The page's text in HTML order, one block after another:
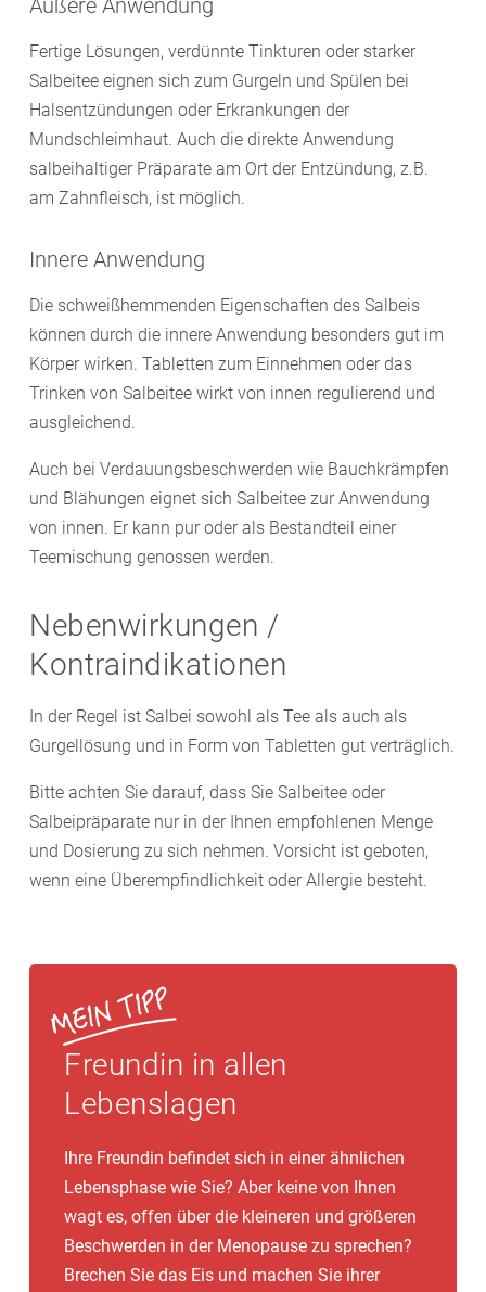
Gegen Halsschmerzen und Halsentzündungen bietet
Ihre Apotheke verschiedenste
Anwendungsmöglichkeiten auf der Grundlage von
Salbei.
Hochwirksam: Salbeitinkturen und Gurgellösungen
mit Salbei: Zur direkten Anwendung im Hals- und
Auszüge aus Salbei, die oft in Kombination mit
Eukalyptus-, Pfefferminz- und Nelkenöl. Tinkturen
sind gebrauchsfertig oder zur Verdünnung erhältlich.
Morgens und abends angewendet, wirken sie direkt
am Entzündungsort in hoher Konzentration.
Praktisch: Salbei zum Lutschen:
positiven Wirkung des Salbeis profitieren. In Form von
Bonbons oder Pastillen wirkt der Salbei zwar nicht so
konzentriert, dafür aber unkompliziert und im ganzen
Mundraum über einen längeren Zeitraum.
Salbei wirken. Gebrauchsfertige Badezusätze oder
Fußcremes aus der Apotheke sind unkompliziert in
der Anwendung und können somit gut in den Alltag
integriert werden. Die adstringierende Wirkung auf die
Schweißdrüsen wird beispielsweise auch für Salbei-
Deodorants genutzt, die eine Alternative zu
herkömmlichen Produkten bieten. In Ihrer Apotheke
hochkonzentrierten natürlichen Spezialextrakt, der
Fertige Lösungen, verdünnte Tinkturen oder starker
Salbeitee eignen sich zum Gurgeln und Spülen bei
Halsentzündungen oder Erkrankungen der
Mundschleimhaut. Auch die direkte Anwendung
salbeihaltiger Präparate am Ort der Entzündung, z.B.
am Zahnfleisch, ist möglich.
Innere Anwendung
Die schweißhemmenden Eigenschaften des Salbeis
können durch die innere Anwendung besonders gut im
Körper wirken. Tabletten zum Einnehmen oder das
Trinken von Salbeitee wirkt von innen regulierend und
ausgleichend.
Auch bei Verdauungsbeschwerden wie Bauchkrämpfen
und Blähungen eignet sich Salbeitee zur Anwendung
von innen. Er kann pur oder als Bestandteil einer
Teemischung genossen werden.
Nebenwirkungen /
Kontraindikationen
In der Regel ist Salbei sowohl als Tee als auch als
Gurgellösung und in Form von Tabletten gut verträglich.
Bitte achten Sie darauf, dass Sie Salbeitee oder
Salbeipräparate nur in der Ihnen empfohlenen Menge
und Dosierung zu sich nehmen. Vorsicht ist geboten,
wenn eine Überempfindlichkeit oder Allergie besteht.
Freundin in allen
Lebenslagen
Ihre Freundin befindet sich in einer ähnlichen
Lebensphase wie Sie? Aber keine von Ihnen
wagt es, offen über die kleineren und größeren
Beschwerden in der Menopause zu sprechen?
Brechen Sie das Eis und machen Sie ihrer